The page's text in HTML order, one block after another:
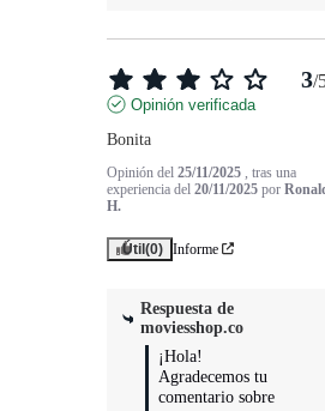
3/
Opinión verificada
Bonita
Opinión del25/11/2025
, tras una
experiencia del20/11/2025 por
H.
Útil(0) Informe
Respuesta de
moviesshop.co
¡Hola!
Agradecemos tu
comentario sobre